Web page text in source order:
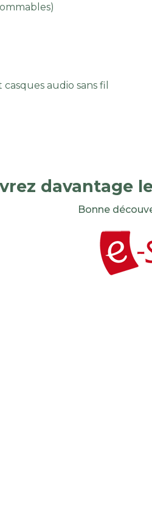
audio sans fil
davantage
Bonne